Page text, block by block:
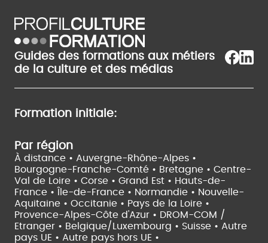
Guides des formations aux métiers
de la culture et des médias
Formation initiale:
Par région
À distance • Auvergne-Rhône-Alpes •
Bourgogne-Franche-Comté • Bretagne • Centre-
Val de Loire • Corse • Grand Est • Hauts-de-
France •
Île-de-France • Normandie • Nouvelle-
Aquitaine • Occitanie • Pays de la Loire •
Provence-Alpes-Côte d'Azur • DROM-COM /
Etranger • Belgique/Luxembourg • Suisse • Autre
pays UE • Autre pays hors UE •